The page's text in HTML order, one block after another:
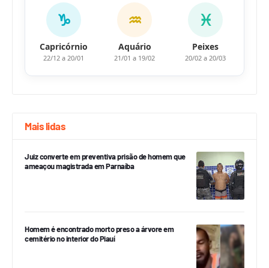
♑
Capricórnio
22/12 a 20/01
♒
Aquário
21/01 a 19/02
♓
Peixes
20/02 a 20/03
Mais lidas
Juiz converte em preventiva prisão de homem que
ameaçou magistrada em Parnaíba
Homem é encontrado morto preso a árvore em
cemitério no interior do Piauí